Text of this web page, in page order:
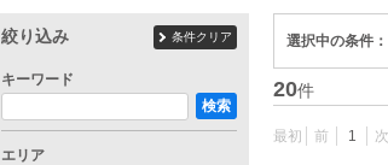
選択中の条件：
20件
最初 前 1 次
絞り込み 条件クリア
キーワード
検索
エリア